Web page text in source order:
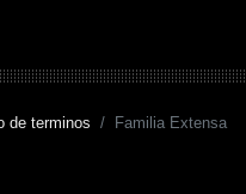
de terminos Familia Extensa